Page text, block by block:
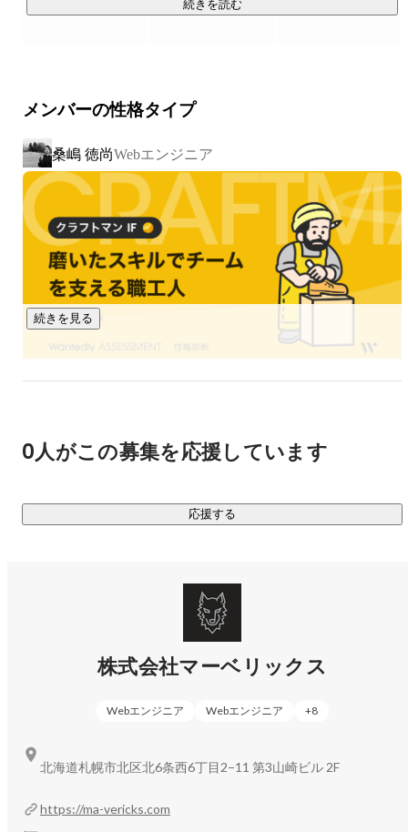
様々な個性や能力を活かし、お互いの得意領域を活かしたシ
／
・Node.js / Java / PHP などによるバックエンド開発
・API設計、DB設計を含むシステム開発全般
・生成AIを含む新技術のPoCや実装への挑戦
・顧客と直接コミュニケーションを取りつつ、要件定義や設
計から開発まで幅広く関わる経験
・チームで協力しながら、自分のスキルに応じてステップア
ップできる環境
・札幌を拠点にしながら、大手企業・先端企業の案件にも参
画できるチャンス
続きを読む
メンバーの性格タイプ
桑嶋 徳尚Webエンジニア
続きを見る
0人がこの募集を応援しています
応援する
株式会社マーベリックス
Webエンジニア Webエンジニア +8
https://ma-vericks.com
北海道札幌市北区北6条西6丁目2−11 第3山崎ビル 2F